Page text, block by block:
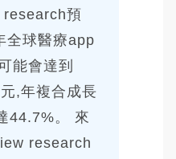
預
全球醫療app
能會達到
,年複合成長
44.7%。 來
research